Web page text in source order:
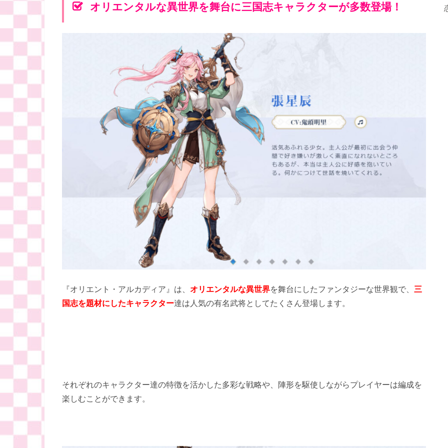
オリエンタルな異世界を舞台に三国志キャラクターが多数登場！
『オリエント・アルカディア』は、 オリエンタルな異世界を舞台にしたファンタジーな世界観で、 三
国志を題材にしたキャラクター達は人気の有名武将としてたくさん登場します。
それぞれのキャラクター達の特徴を活かした多彩な戦略や、陣形を駆使しながらプレイヤーは編成を
楽しむことができます。